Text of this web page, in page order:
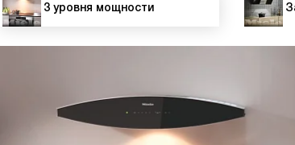
3 уровня мощности